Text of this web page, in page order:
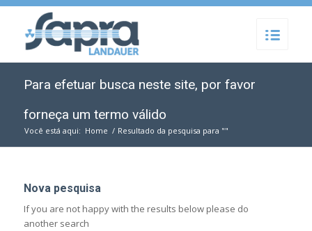
Para efetuar busca neste site, por favor
forneça um termo válido
Você está aqui: Home / Resultado da pesquisa para ""
Nova pesquisa
If you are not happy with the results below please do
another search